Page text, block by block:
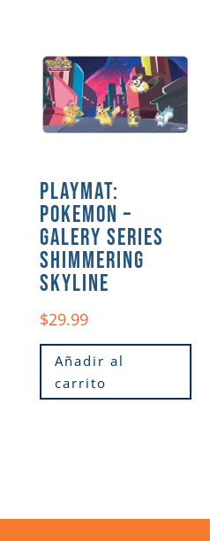
PLAYMAT:
POKEMON –
GALERY SERIES
SHIMMERING
SKYLINE
$29.99
Añadir al
carrito